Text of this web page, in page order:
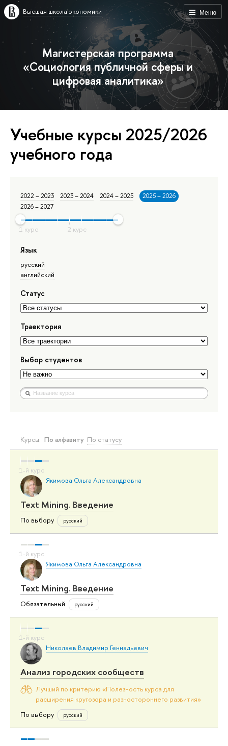
Меню
Высшая школа экономики
Магистерская программа
«Социология публичной сферы и
цифровая аналитика»
Учебные курсы 2025/2026
учебного года
2022 – 2023 2023 – 2024 2024 – 2025
2025 – 2026
2026 – 2027
Язык
русский
английский
Статус
Траектория
Выбор студентов
Курсы: По алфавиту По статусу
Якимова Ольга Александровна
Text Mining. Введение
По выбору русский
Якимова Ольга Александровна
Text Mining. Введение
Обязательный русский
Николаев Владимир Геннадьевич
Анализ городских сообществ
Лучший по критерию «Полезность курса для
расширения кругозора и разностороннего развития»
По выбору
русский